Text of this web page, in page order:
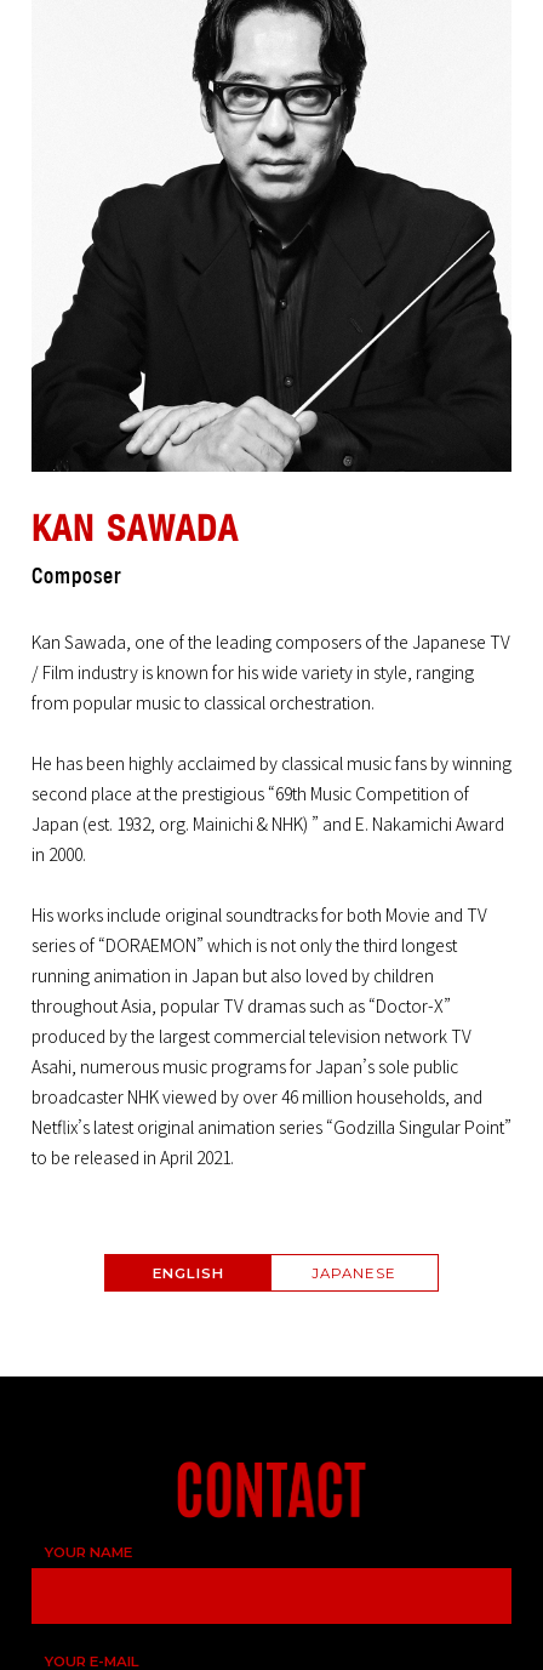
KAN SAWADA
Composer
Kan Sawada, one of the leading composers of the Japanese TV
/ Film industry is known for his wide variety in style, ranging
from popular music to classical orchestration.
He has been highly acclaimed by classical music fans by winning
second place at the prestigious “69th Music Competition of
Japan (est. 1932, org. Mainichi & NHK) ” and E. Nakamichi Award
in 2000.
His works include original soundtracks for both Movie and TV
series of “DORAEMON” which is not only the third longest
running animation in Japan but also loved by children
throughout Asia, popular TV dramas such as “Doctor-X”
produced by the largest commercial television network TV
Asahi, numerous music programs for Japan’s sole public
broadcaster NHK viewed by over 46 million households, and
Netflix’s latest original animation series “Godzilla Singular Point”
to be released in April 2021.
ENGLISH JAPANESE
YOUR NAME
YOUR E-MAIL